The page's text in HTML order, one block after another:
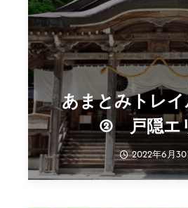
あまとみトレ
② 戸隠エ
2022年6月